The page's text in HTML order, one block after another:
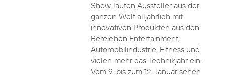
Show läuten Aussteller aus der
ganzen Welt alljährlich mit
innovativen Produkten aus den
Bereichen Entertainment,
Automobilindustrie, Fitness und
vielen mehr das Technikjahr ein.
Vom 9. bis zum 12. Januar sehen